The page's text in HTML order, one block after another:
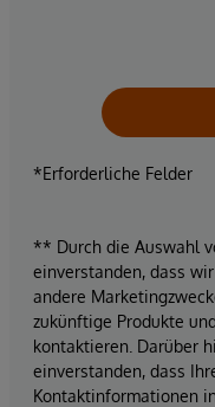
*Erforderliche Felder
** Durch die Auswahl
einverstanden, dass
andere
zukünftige Produkte
kontaktieren. Darüber
einverstanden, dass
Kontaktinformationen